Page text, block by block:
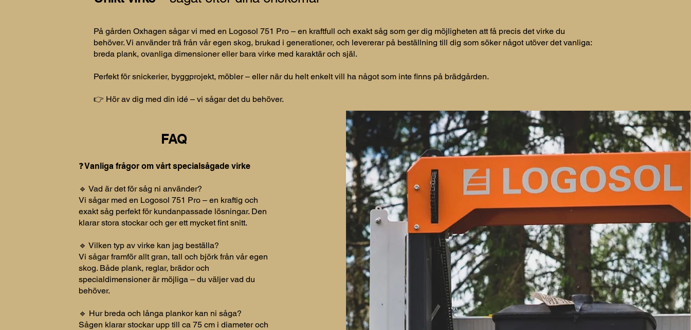
På gården Oxhagen sågar vi med en Logosol 751 Pro – en kraftfull och exakt såg som ger dig möjligheten att få precis det virke du
behöver. Vi använder trä från vår egen skog, brukad i generationer, och levererar på beställning till dig som söker något utöver det vanliga:
breda plank, ovanliga dimensioner eller bara virke med karaktär och själ.
Perfekt för snickerier, byggprojekt, möbler – eller när du helt enkelt vill ha något som inte finns på brädgården.
👉 Hör av dig med din idé – vi sågar det du behöver.
FAQ
❓ Vanliga frågor om vårt specialsågade virke
🔹 Vad är det för såg ni använder?
Vi sågar med en Logosol 751 Pro – en kraftig och
exakt såg perfekt för kundanpassade lösningar. Den
klarar stora stockar och ger ett mycket fint snitt.
🔹 Vilken typ av virke kan jag beställa?
Vi sågar framför allt gran, tall och björk från vår egen
skog. Både plank, reglar, brädor och
specialdimensioner är möjliga – du väljer vad du
behöver.
🔹 Hur breda och långa plankor kan ni såga?
Sågen klarar stockar upp till ca 75 cm i diameter och